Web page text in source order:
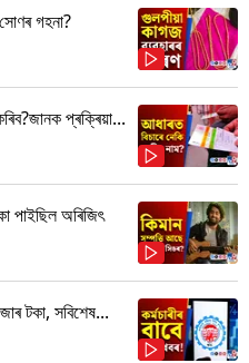
গহনা?
প্ৰক্ৰিয়া...
পাইছিল অৰিজিৎ
টকা, সবিশেষ...